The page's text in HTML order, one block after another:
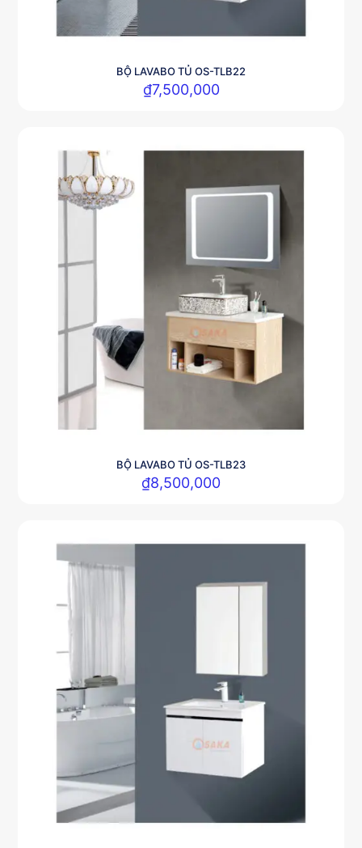
BỘ LAVABO TỦ OS-TLB22
₫7,500,000
BỘ LAVABO TỦ OS-TLB23
₫8,500,000